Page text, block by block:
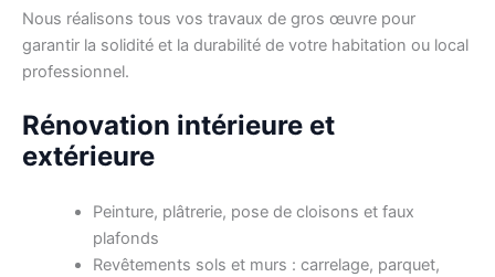
Nous réalisons tous vos travaux de gros œuvre pour
garantir la solidité et la durabilité de votre habitation ou local
professionnel.
Rénovation intérieure et
extérieure
Peinture, plâtrerie, pose de cloisons et faux
plafonds
Revêtements sols et murs : carrelage, parquet,